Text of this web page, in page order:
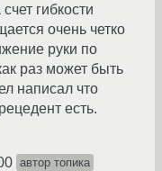
гибкости
очень четко
руки по
раз может быть
написал что
есть.
автор топика